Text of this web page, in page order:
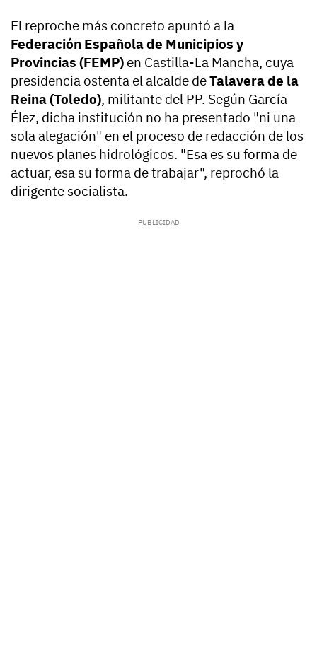
El reproche más concreto apuntó a la
Federación Española de Municipios y
Provincias (FEMP) en Castilla-La Mancha, cuya
presidencia ostenta el alcalde deTalavera de la
Reina (Toledo), militante del PP. Según García
Élez, dicha institución no ha presentado "ni una
sola alegación" en el proceso de redacción de los
nuevos planes hidrológicos. "Esa es su forma de
actuar, esa su forma de trabajar", reprochó la
dirigente socialista.